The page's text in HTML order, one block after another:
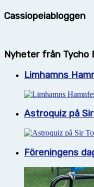
Cassiopeiabloggen
Nyheter från Tycho
Limhamns
Astroquiz på
Föreningens